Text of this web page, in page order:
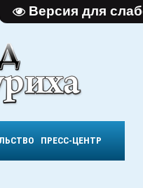
Версия для
ПРЕСС-ЦЕНТР